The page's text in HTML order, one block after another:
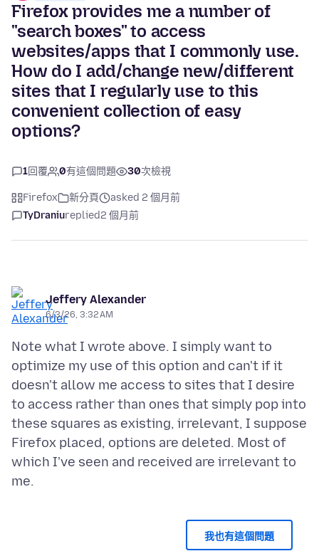
Firefox provides me a number of
"search boxes" to access
websites/apps that I commonly use.
How do I add/change new/different
sites that I regularly use to this
convenient collection of easy
options?
1回覆 0有這個問題 30次檢視
Firefox 新分頁
asked 2 個月前
TyDraniureplied2 個月前
Jeffery Alexander
6/3/26, 3:32 AM
Note what I wrote above. I simply want to
optimize my use of this option and can't if it
doesn't allow me access to sites that I desire
to access rather than ones that simply pop into
these squares as existing, irrelevant, I suppose
Firefox placed, options are deleted. Most of
which I've seen and received are irrelevant to
我也有這個問題